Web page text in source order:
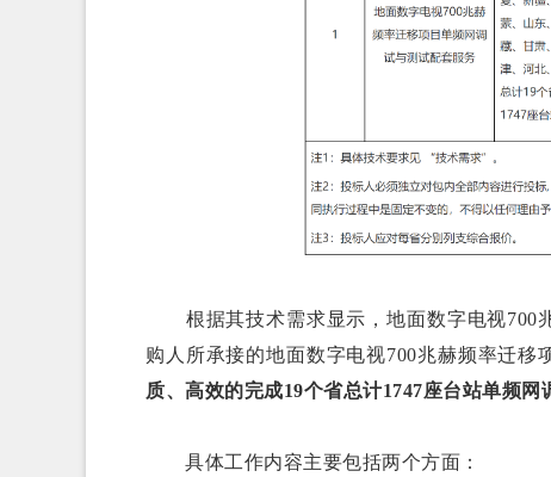
根据其技术需求显示，地面数字电视700
购人所承接的地面数字电视700兆赫频率迁
质、高效的完成19个省总计1747座台站单频网
具体工作内容主要包括两个方面：